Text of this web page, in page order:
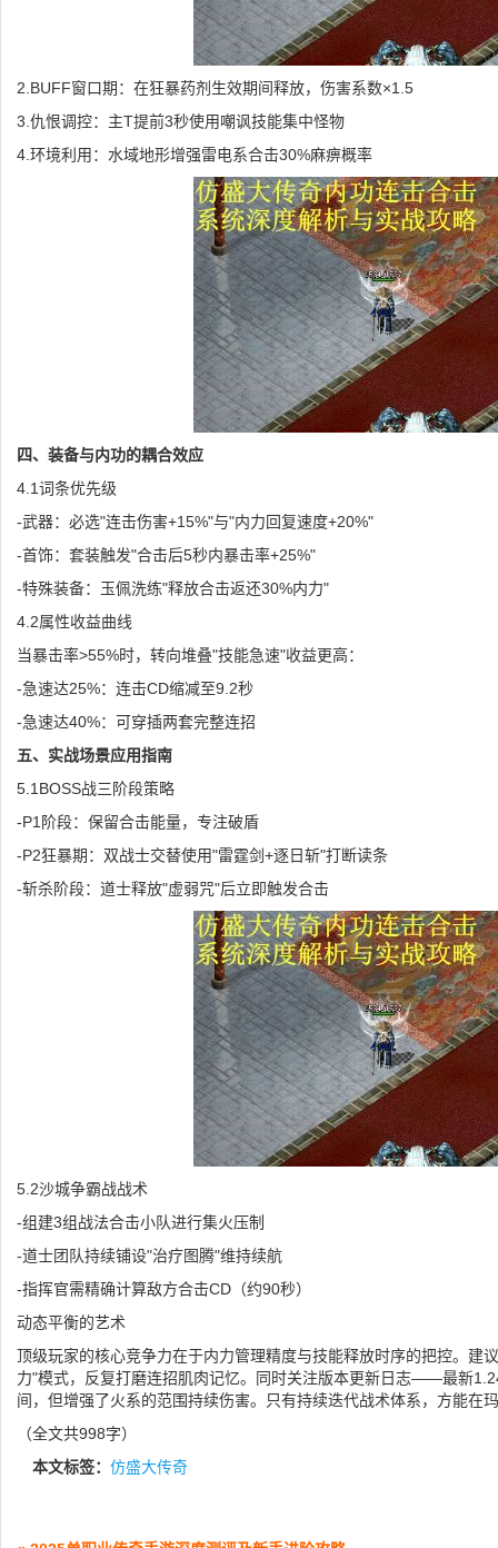
2.BUFF窗口期：在狂暴药剂生效期间释放，伤害系数×1.5
3.仇恨调控：主T提前3秒使用嘲讽技能集中怪物
4.环境利用：水域地形增强雷电系合击30%麻痹概率
四、装备与内功的耦合效应
4.1词条优先级
-武器：必选"连击伤害+15%"与"内力回复速度+20%"
-首饰：套装触发"合击后5秒内暴击率+25%"
-特殊装备：玉佩洗练"释放合击返还30%内力"
4.2属性收益曲线
当暴击率>55%时，转向堆叠"技能急速"收益更高：
-急速达25%：连击CD缩减至9.2秒
-急速达40%：可穿插两套完整连招
五、实战场景应用指南
5.1BOSS战三阶段策略
-P1阶段：保留合击能量，专注破盾
-P2狂暴期：双战士交替使用"雷霆剑+逐日斩"打断读条
-斩杀阶段：道士释放"虚弱咒"后立即触发合击
5.2沙城争霸战战术
-组建3组战法合击小队进行集火压制
-道士团队持续铺设"治疗图腾"维持续航
-指挥官需精确计算敌方合击CD（约90秒）
动态平衡的艺术
顶级玩家的核心竞争力在于内力管理精度与技能释放时序的把控。建
力"模式，反复打磨连招肌肉记忆。同时关注版本更新日志——最新
间，但增强了火系的范围持续伤害。只有持续迭代战术体系，方能在
（全文共998字）
本文标签： 仿盛大传奇